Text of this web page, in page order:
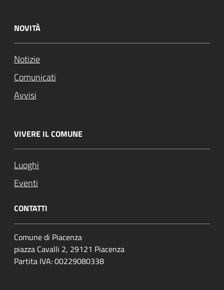
NOVITÀ
Notizie
Comunicati
Avvisi
VIVERE IL COMUNE
Luoghi
Eventi
CONTATTI
Comune di Piacenza
piazza Cavalli 2, 29121 Piacenza
Partita IVA: 00229080338